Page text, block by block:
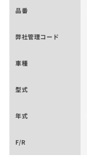
品番
弊社管理コード
車種
型式
年式
F/R